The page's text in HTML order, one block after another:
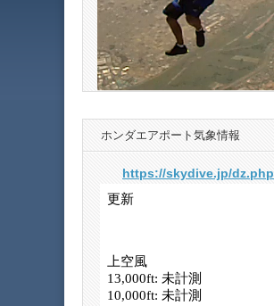
ホンダエアポート気象情報
https://skydive.jp/dz.php